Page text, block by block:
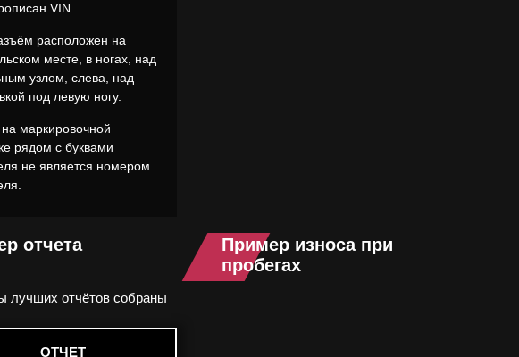
VIN.
расположен на
месте, в ногах, над
узлом, слева, над
под левую ногу.
маркировочной
рядом с буквами
не является номером
отчета
лучших отчётов собраны
ОТЧЕТ
Пример износа при
пробегах